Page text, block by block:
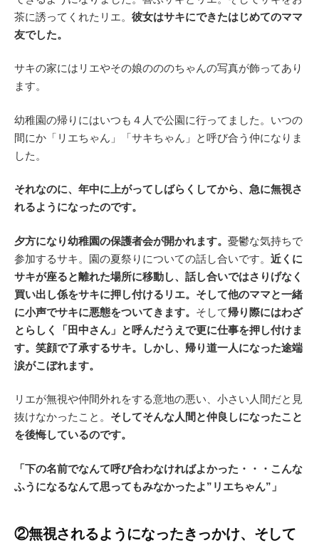
茶に誘ってくれたリエ。 彼女はサキにできたはじめてのママ
友でした。
サキの家にはリエやその娘のののちゃんの写真が飾ってあり
ます。
幼稚園の帰りにはいつも４人で公園に行ってました。いつの
間にか「リエちゃん」「サキちゃん」と呼び合う仲になりま
した。
それなのに、年中に上がってしばらくしてから、急に無視さ
れるようになったのです。
夕方になり幼稚園の保護者会が開かれます。 憂鬱な気持ちで
参加するサキ。園の夏祭りについての話し合いです。 近くに
サキが座ると離れた場所に移動し、話し合いではさりげなく
買い出し係をサキに押し付けるリエ。そして他のママと一緒
に小声でサキに悪態をついてきます。 そして帰り際にはわざ
とらしく「田中さん」と呼んだうえで更に仕事を押し付けま
す。笑顔で了承するサキ。しかし、帰り道一人になった途端
涙がこぼれます。
リエが無視や仲間外れをする意地の悪い、小さい人間だと見
抜けなかったこと。 そしてそんな人間と仲良しになったこと
を後悔しているのです。
「下の名前でなんて呼び合わなければよかった・・・こんな
ふうになるなんて思ってもみなかったよ”リエちゃん”」
②無視されるようになったきっかけ、そして